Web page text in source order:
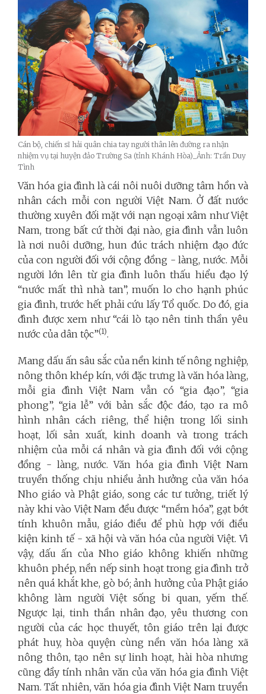
Cán bộ, chiến sĩ hải quân chia tay người thân lên đường ra nhận
nhiệm vụ tại huyện đảo Trường Sa (tỉnh Khánh Hòa)_Ảnh: Trần Duy
Tình
Văn hóa gia đình là cái nôi nuôi dưỡng tâm hồn và
nhân cách mỗi con người Việt Nam. Ở đất nước
thường xuyên đối mặt với nạn ngoại xâm như Việt
Nam, trong bất cứ thời đại nào, gia đình vẫn luôn
là nơi nuôi dưỡng, hun đúc trách nhiệm đạo đức
của con người đối với cộng đồng - làng, nước. Mỗi
người lớn lên từ gia đình luôn thấu hiểu đạo lý
“nước mất thì nhà tan”, muốn lo cho hạnh phúc
gia đình, trước hết phải cứu lấy Tổ quốc. Do đó, gia
đình được xem như “cái lò tạo nên tinh thần yêu
nước của dân tộc”(1).
Mang dấu ấn sâu sắc của nền kinh tế nông nghiệp,
nông thôn khép kín, với đặc trưng là văn hóa làng,
mỗi gia đình Việt Nam vẫn có “gia đạo”, “gia
phong”, “gia lễ” với bản sắc độc đáo, tạo ra mô
hình nhân cách riêng, thể hiện trong lối sinh
hoạt, lối sản xuất, kinh doanh và trong trách
nhiệm của mỗi cá nhân và gia đình đối với cộng
đồng - làng, nước. Văn hóa gia đình Việt Nam
truyền thống chịu nhiều ảnh hưởng của văn hóa
Nho giáo và Phật giáo, song các tư tưởng, triết lý
này khi vào Việt Nam đều được “mềm hóa”, gạt bớt
tính khuôn mẫu, giáo điều để phù hợp với điều
kiện kinh tế - xã hội và văn hóa của người Việt. Vì
vậy, dấu ấn của Nho giáo không khiến những
khuôn phép, nền nếp sinh hoạt trong gia đình trở
nên quá khắt khe, gò bó; ảnh hưởng của Phật giáo
không làm người Việt sống bi quan, yếm thế.
Ngược lại, tinh thần nhân đạo, yêu thương con
người của các học thuyết, tôn giáo trên lại được
phát huy, hòa quyện cùng nền văn hóa làng xã
nông thôn, tạo nên sự linh hoạt, hài hòa nhưng
cũng đầy tính nhân văn của văn hóa gia đình Việt
Nam. Tất nhiên, văn hóa gia đình Việt Nam truyền